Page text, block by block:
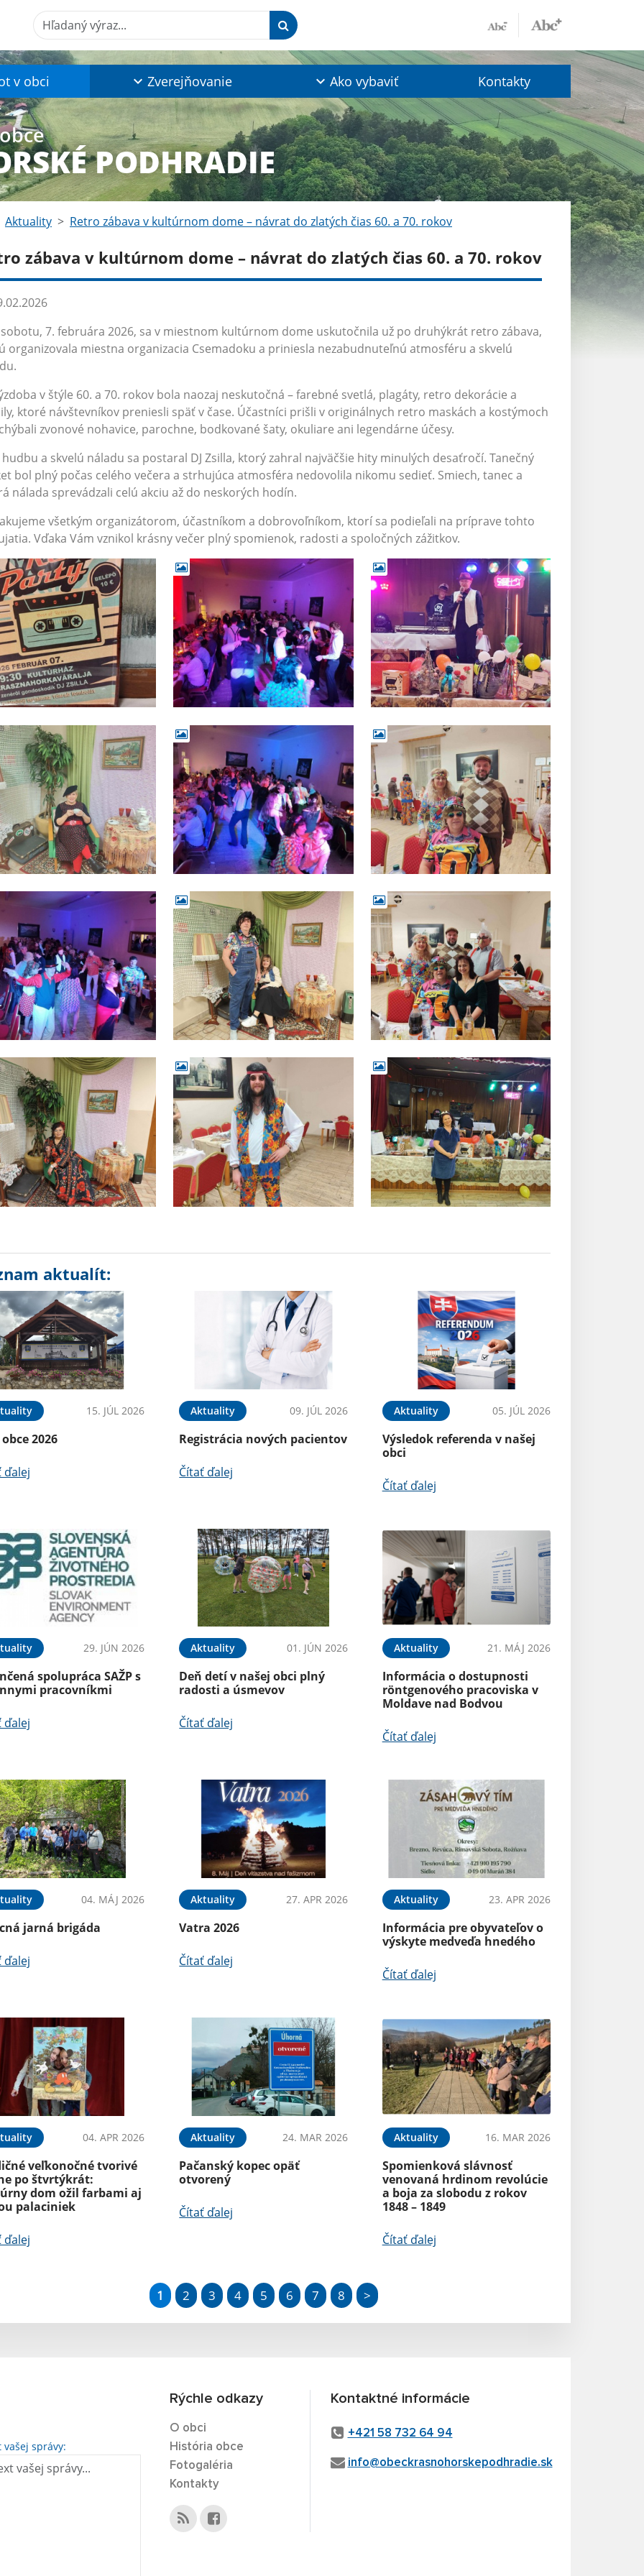
Hľadaný výraz...
v obci Zverejňovanie Ako vybaviť Kontakty
PODHRADIE
Aktuality Retro zábava v kultúrnom dome – návrat do zlatých čias 60. a 70. rokov
zábava v kultúrnom dome – návrat do zlatých čias 60. a 70. rokov
7. februára 2026, sa v miestnom kultúrnom dome uskutočnila už po druhýkrát retro zábava,
organizovala miestna organizacia Csemadoku a priniesla nezabudnuteľnú atmosféru a skvelú
v štýle 60. a 70. rokov bola naozaj neskutočná – farebné svetlá, plagáty, retro dekorácie a
ktoré návštevníkov preniesli späť v čase. Účastníci prišli v originálnych retro maskách a kostýmoch
zvonové nohavice, parochne, bodkované šaty, okuliare ani legendárne účesy.
a skvelú náladu sa postaral DJ Zsilla, ktorý zahral najväčšie hity minulých desaťročí. Tanečný
bol plný počas celého večera a strhujúca atmosféra nedovolila nikomu sedieť. Smiech, tanec a
nálada sprevádzali celú akciu až do neskorých hodín.
všetkým organizátorom, účastníkom a dobrovoľníkom, ktorí sa podieľali na príprave tohto
Vďaka Vám vznikol krásny večer plný spomienok, radosti a spoločných zážitkov.
aktualít:
15. JÚL 2026
2026
ďalej
Aktuality 09. JÚL 2026
Registrácia nových pacientov
Čítať ďalej
Aktuality 05. JÚL 2026
Výsledok referenda v našej
obci
Čítať ďalej
29. JÚN 2026
spolupráca SAŽP s
pracovníkmi
ďalej
Aktuality 01. JÚN 2026
Deň detí v našej obci plný
radosti a úsmevov
Čítať ďalej
Aktuality 21. MÁJ 2026
Informácia o dostupnosti
röntgenového pracoviska v
Moldave nad Bodvou
Čítať ďalej
04. MÁJ 2026
jarná brigáda
ďalej
Aktuality 27. APR 2026
Vatra 2026
Čítať ďalej
Aktuality 23. APR 2026
Informácia pre obyvateľov o
výskyte medveďa hnedého
Čítať ďalej
04. APR 2026
veľkonočné tvorivé
po štvrtýkrát:
dom ožil farbami aj
palaciniek
ďalej
Aktuality 24. MAR 2026
Pačanský kopec opäť
otvorený
Čítať ďalej
Aktuality 16. MAR 2026
Spomienková slávnosť
venovaná hrdinom revolúcie
a boja za slobodu z rokov
1848 – 1849
Čítať ďalej
1 2 3 4 5 6 7 8 >
vašej správy:
Rýchle odkazy
O obci
História obce
Fotogaléria
Kontakty
Kontaktné informácie
+421 58 732 64 94
info@obeckrasnohorskepodhradie.sk